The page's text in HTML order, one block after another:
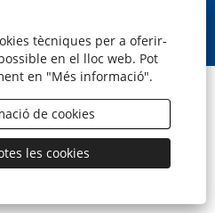
tècniques per a oferir-
en el lloc web. Pot
en "Més informació".
de cookies
les cookies
o
b
r
e
n
u
n
a
p
t
o
b
r
e
n
u
n
a
p
t
S.A.